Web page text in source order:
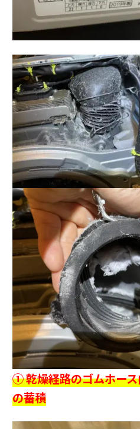
① 乾燥経路のゴムホー
の蓄積